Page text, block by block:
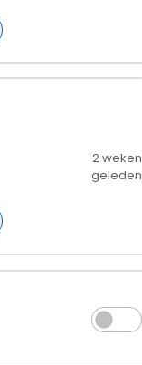
2 weken
geleden